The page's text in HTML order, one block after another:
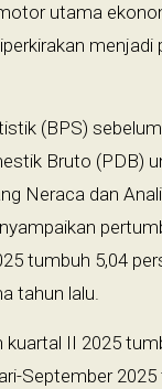
utama
menjadi
(BPS)
Bruto (PDB)
Neraca dan
tumbuh 5,04
tahun lalu.
kuartal II 2025
September 2025